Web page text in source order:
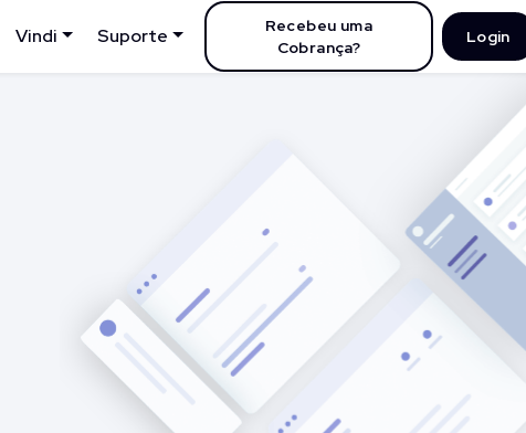
Vindi Suporte
Recebeu uma
Cobrança?
Login